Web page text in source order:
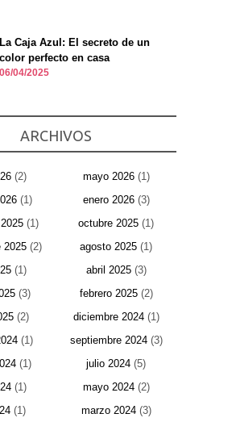
La Caja Azul: El secreto de un
color perfecto en casa
06/04/2025
ARCHIVOS
(2) mayo 2026(1)
(1) enero 2026(3)
(1) octubre 2025 (1)
2025(2) agosto 2025 (1)
(1) abril 2025(3)
(3) febrero 2025(2)
(2) diciembre 2024(1)
(1) septiembre 2024(3)
(1) julio 2024 (5)
(1) mayo 2024(2)
(1) marzo 2024(3)